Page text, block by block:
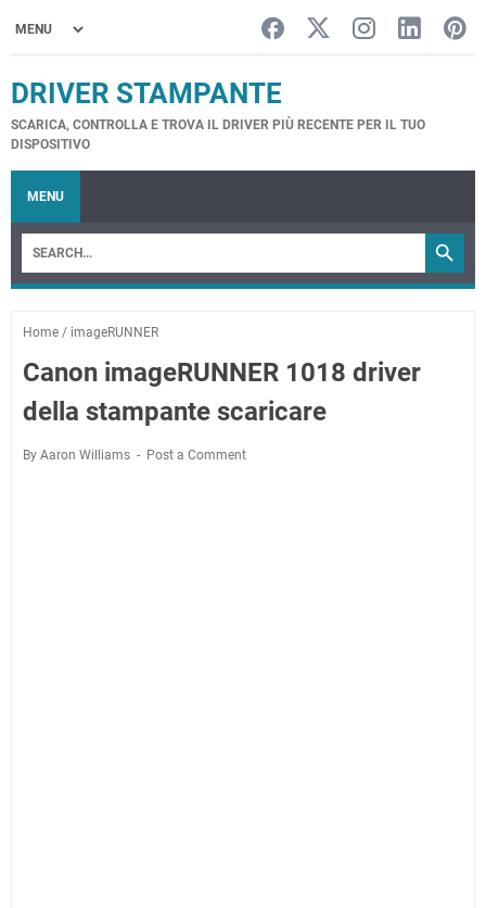
DRIVER STAMPANTE
SCARICA, CONTROLLA E TROVA IL DRIVER PIÙ RECENTE PER IL TUO
DISPOSITIVO
MENU
Home / imageRUNNER
Canon imageRUNNER 1018 driver
della stampante scaricare
By Aaron Williams Post a Comment